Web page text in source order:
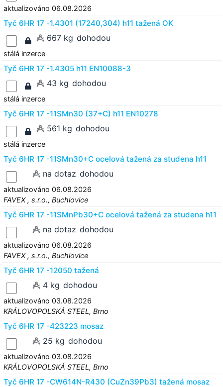
aktualizováno 06.08.2026
Tyč 6HR 17 -1.4301 (17240,304) h11 tažená OK
667 kg dohodou
stálá inzerce
Tyč 6HR 17 -1.4305 h11 EN10088-3
43 kg dohodou
stálá inzerce
Tyč 6HR 17 -11SMn30 (37+C) h11 EN10278
561 kg dohodou
stálá inzerce
Tyč 6HR 17 -11SMn30+C ocelová tažená za studena h11
na dotaz dohodou
aktualizováno 06.08.2026
FAVEX , s.r.o., Buchlovice
Tyč 6HR 17 -11SMnPb30+C ocelová tažená za studena h11
na dotaz dohodou
aktualizováno 06.08.2026
FAVEX , s.r.o., Buchlovice
Tyč 6HR 17 -12050 tažená
4 kg dohodou
aktualizováno 03.08.2026
KRÁLOVOPOLSKÁ STEEL, Brno
Tyč 6HR 17 -423223 mosaz
25 kg dohodou
aktualizováno 03.08.2026
KRÁLOVOPOLSKÁ STEEL, Brno
Tyč 6HR 17 -CW614N-R430 (CuZn39Pb3) tažená mosaz